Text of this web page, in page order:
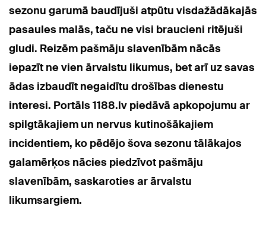
sezonu garumā baudījuši atpūtu visdažādākajās
pasaules malās, taču ne visi braucieni ritējuši
gludi. Reizēm pašmāju slavenībām nācās
iepazīt ne vien ārvalstu likumus, bet arī uz savas
ādas izbaudīt negaidītu drošības dienestu
interesi. Portāls 1188.lv piedāvā apkopojumu ar
spilgtākajiem un nervus kutinošākajiem
incidentiem, ko pēdējo šova sezonu tālākajos
galamērķos nācies piedzīvot pašmāju
slavenībām, saskaroties ar ārvalstu
likumsargiem.